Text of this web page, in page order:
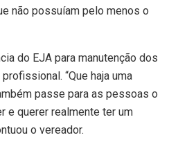
não possuíam pelo menos o
do EJA para manutenção dos
“Que haja uma
passe para as pessoas o
e querer realmente ter um
o vereador.